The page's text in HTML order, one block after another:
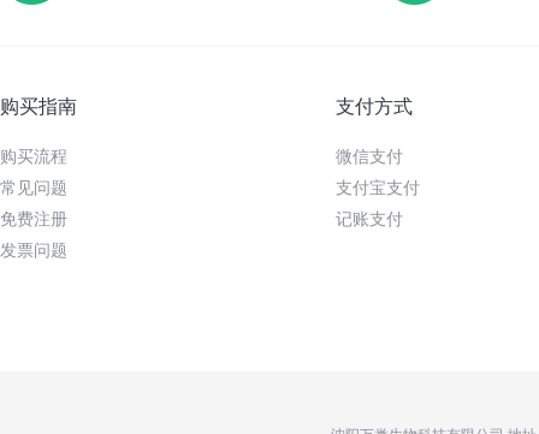
购买指南
购买流程
常见问题
免费注册
发票问题
支付方式
微信支付
支付宝支付
记账支付